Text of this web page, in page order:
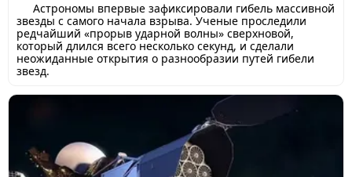
Астрономы впервые зафиксировали гибель массивной
звезды с самого начала взрыва. Ученые проследили
редчайший «прорыв ударной волны» сверхновой,
который длился всего несколько секунд, и сделали
неожиданные открытия о разнообразии путей гибели
звезд.